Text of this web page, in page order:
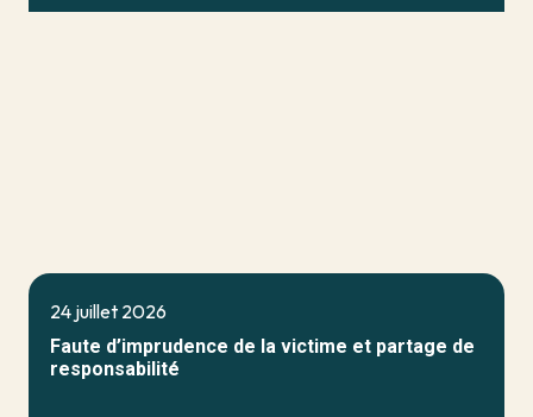
24 juillet 2026
Faute d’imprudence de la victime et partage de
responsabilité